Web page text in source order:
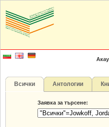
Всички Антологии
Заявка за търсене: